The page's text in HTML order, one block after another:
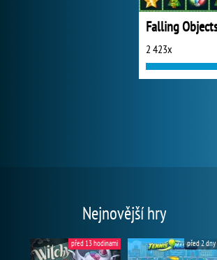
2 423x
Nejnovější hry
před 13 hodinami před 2 dny